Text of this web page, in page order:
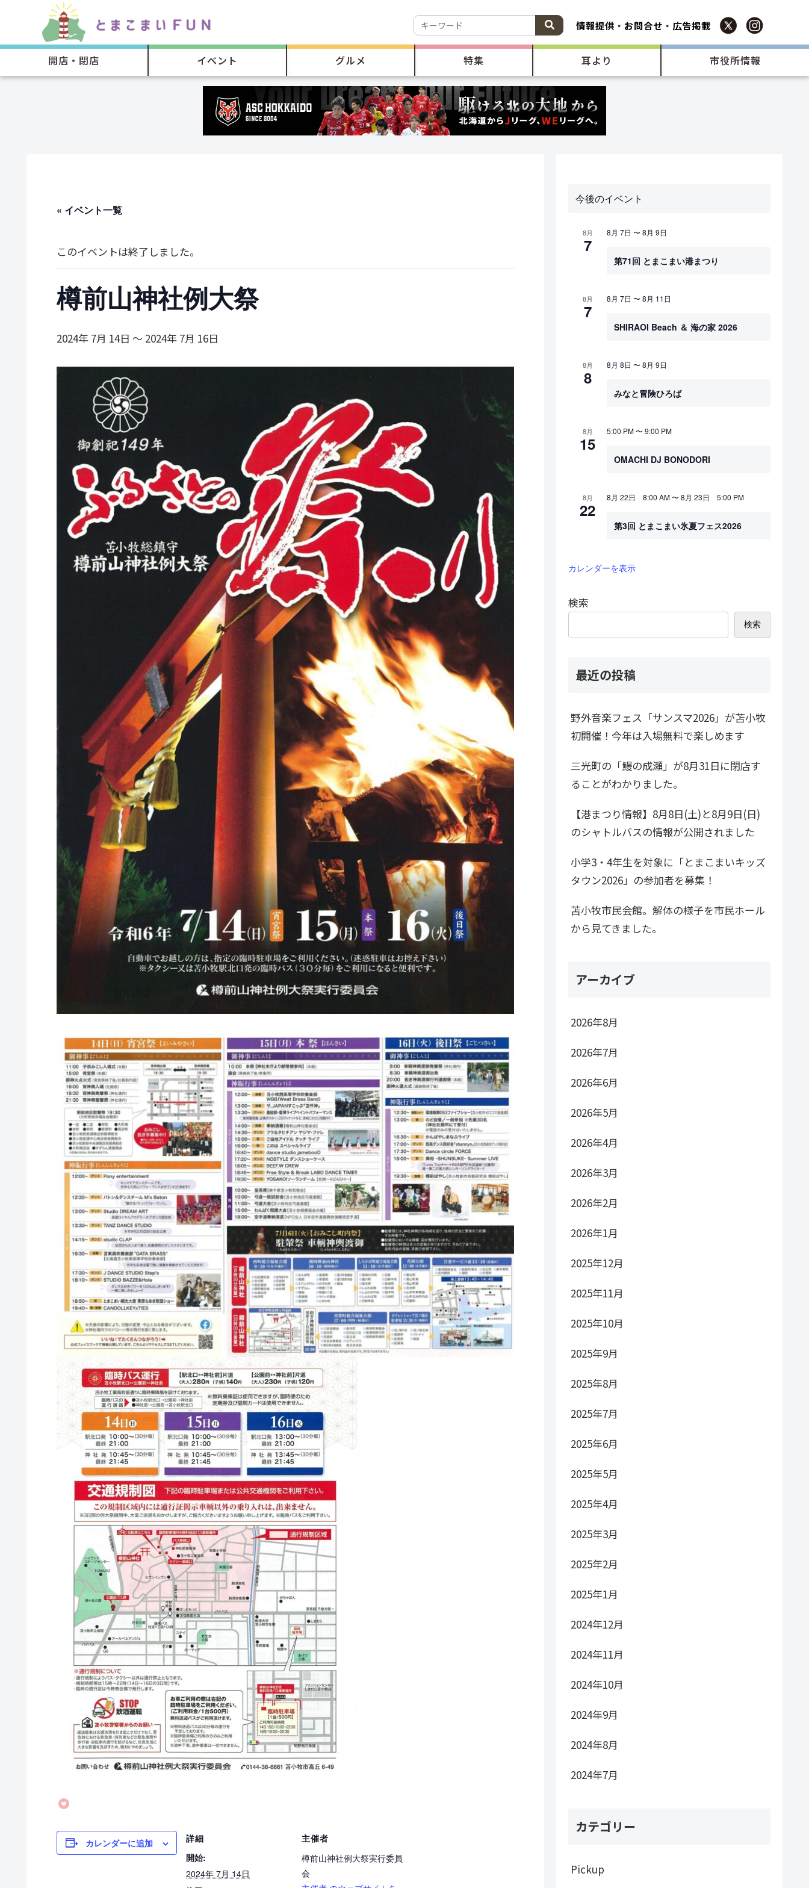
情報提供 ・ お問合せ ・ 広告掲載
開店・閉店 イベント グルメ 特集 耳より 市役所情報
« イベント一覧
このイベントは終了しました。
樽前山神社例大祭
2024年 7月 14日 〜 2024年 7月 16日
カレンダーに追加
詳細
開始:
2024年 7月 14日
主催者
樽前山神社例大祭実行委員
会
今後のイベント
8月
7
8月 7日 〜8月 9日
第71回 とまこまい港まつり
8月
7
8月 7日 〜8月 11日
SHIRAOI Beach ＆ 海の家 2026
8月
8
8月 8日 〜8月 9日
みなと冒険ひろば
8月
15
5:00 PM〜9:00 PM
OMACHI DJ BONODORI
8月
22
8月 22日 8:00 AM〜8月 23日 5:00 PM
第3回 とまこまい氷夏フェス2026
カレンダーを表示
検索
検索
最近の投稿
野外音楽フェス「サンスマ2026」が苫小牧
初開催！今年は入場無料で楽しめます
三光町の「鰻の成瀬」が8月31日に閉店す
ることがわかりました。
【港まつり情報】8月8日(土)と8月9日(日)
のシャトルバスの情報が公開されました
小学3・4年生を対象に「とまこまいキッズ
タウン2026」の参加者を募集！
苫小牧市民会館。解体の様子を市民ホール
から見てきました。
アーカイブ
2026年8月
2026年7月
2026年6月
2026年5月
2026年4月
2026年3月
2026年2月
2026年1月
2025年12月
2025年11月
2025年10月
2025年9月
2025年8月
2025年7月
2025年6月
2025年5月
2025年4月
2025年3月
2025年2月
2025年1月
2024年12月
2024年11月
2024年10月
2024年9月
2024年8月
2024年7月
カテゴリー
Pickup